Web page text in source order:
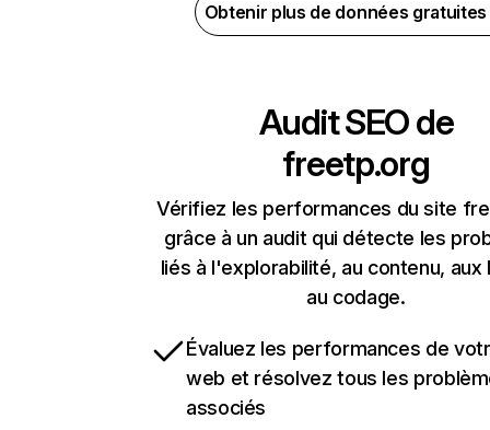
Obtenir plus de données
Audit SEO de
freetp.org
Vérifiez les performances du site
grâce à un audit qui détecte les
liés à l'explorabilité, au contenu, aux
au codage.
Évaluez les performances de
web et résolvez tous les
associés